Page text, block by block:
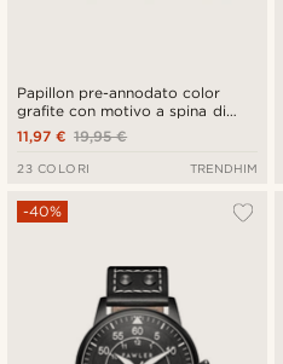
Papillon pre-annodato color
grafite con motivo a spina di
pesce
19,95 €
11,97 €
23 COLORI TRENDHIM
-40%